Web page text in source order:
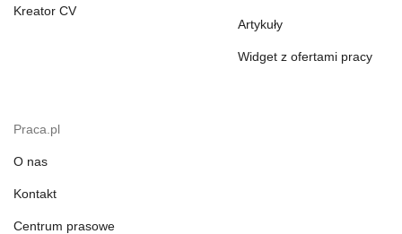
Kreator CV
Artykuły
Widget z ofertami pracy
Praca.pl
O nas
Kontakt
Centrum prasowe